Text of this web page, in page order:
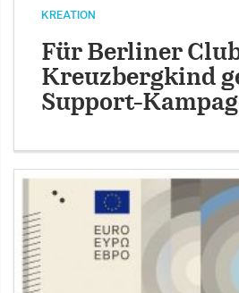
KREATION
Für Berliner
Kreuzbergkind
Support-